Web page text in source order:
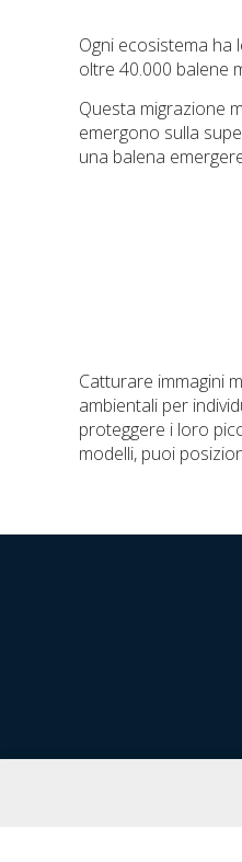
Ogni ecosistema ha
oltre 40.000 balene
Questa migrazione
emergono sulla
una balena
Catturare immagini
ambientali per
proteggere i loro
modelli, puoi